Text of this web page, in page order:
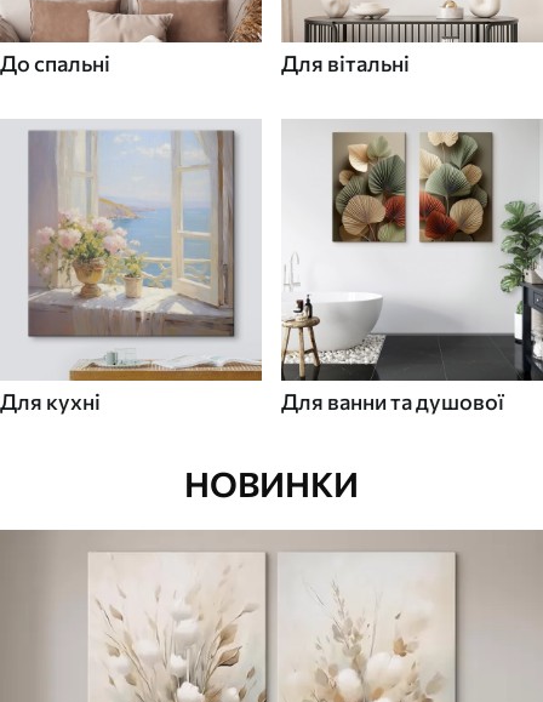
До спальні Для вітальні
Для кухні Для ванни та душової
НОВИНКИ